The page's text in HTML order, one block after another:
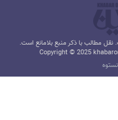
مطالب با ذکر منبع بلامانع است.
Copyright © 2025